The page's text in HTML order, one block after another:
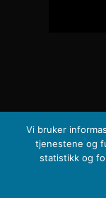
Vi bruker
tjenestene og
statistikk og